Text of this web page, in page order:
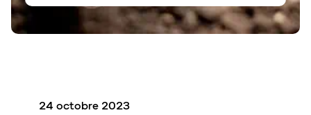
24 octobre 2023